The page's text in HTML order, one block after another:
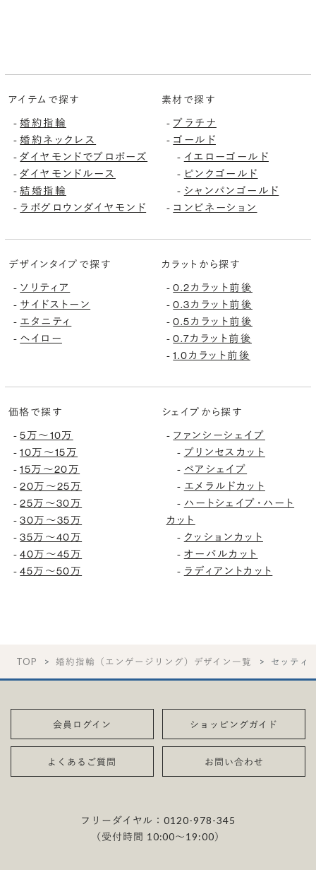
アイテムで探す
-婚約指輪
-婚約ネックレス
-ダイヤモンドでプロポーズ
-ダイヤモンドルース
-結婚指輪
- ラボグロウンダイヤモンド
素材で探す
- プラチナ
- ゴールド
- イエローゴールド
- ピンクゴールド
- シャンパンゴールド
- コンビネーション
デザインタイプで探す
- ソリティア
- サイドストーン
- エタニティ
- ヘイロー
カラットから探す
-0.2カラット前後
-0.3カラット前後
-0.5カラット前後
-0.7カラット前後
-1.0カラット前後
価格で探す
-5万〜10万
-10万〜15万
-15万〜20万
-20万〜25万
-25万〜30万
-30万〜35万
-35万〜40万
-40万〜45万
-45万〜50万
シェイプから探す
- ファンシーシェイプ
- プリンセスカット
- ペアシェイプ
- エメラルドカット
- ハートシェイプ・ハート
カット
- クッションカット
- オーバルカット
- ラディアントカット
TOP 婚約指輪（エンゲージリング）デザイン一覧 セッティ
会員ログイン ショッピングガイド
よくあるご質問 お問い合わせ
フリーダイヤル：0120-978-345
（受付時間 10:00〜19:00）